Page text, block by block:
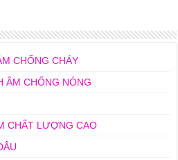
CHỐNG CHÁY
ÂM CHỐNG NÓNG
CHẤT LƯỢNG CAO